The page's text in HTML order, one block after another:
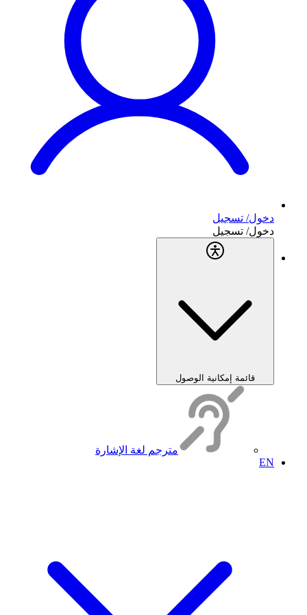
دخول/ تسجيل
دخول/ تسجيل
قائمة إمكانية الوصول
مترجم لغة الإشارة
EN